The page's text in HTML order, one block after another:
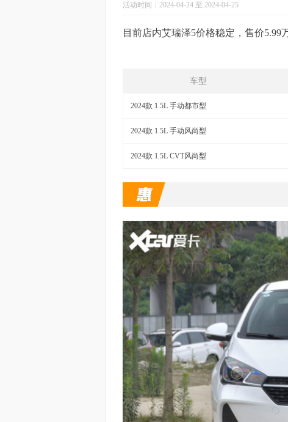
活动时间：2024-04-24 至 2024-04-25
目前店内艾瑞泽5价格稳定，售价5.99
车型
2024款 1.5L 手动都市型
2024款 1.5L 手动风尚型
2024款 1.5L CVT风尚型